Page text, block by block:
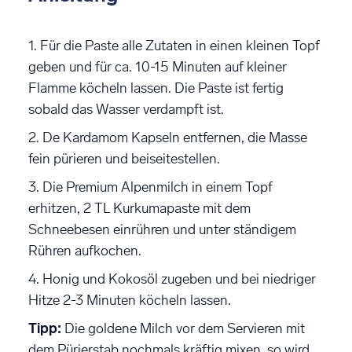
1. Für die Paste alle Zutaten in einen kleinen Topf
geben und für ca. 10-15 Minuten auf kleiner
Flamme köcheln lassen. Die Paste ist fertig
sobald das Wasser verdampft ist.
2. De Kardamom Kapseln entfernen, die Masse
fein pürieren und beiseitestellen.
3. Die Premium Alpenmilch in einem Topf
erhitzen, 2 TL Kurkumapaste mit dem
Schneebesen einrühren und unter ständigem
Rühren aufkochen.
4. Honig und Kokosöl zugeben und bei niedriger
Hitze 2-3 Minuten köcheln lassen.
Tipp: Die goldene Milch vor dem Servieren mit